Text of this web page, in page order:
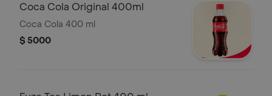
Coca Cola Original 400ml
Coca Cola 400 ml
$ 5000